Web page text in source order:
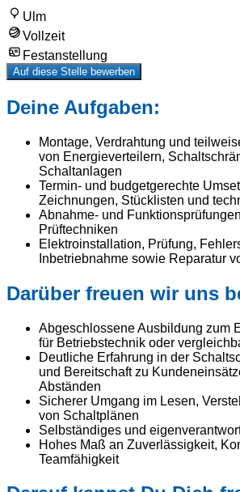
Ulm
Vollzeit
Festanstellung
Auf diese Stelle bewerben
Deine Aufgaben:
Montage, Verdrahtung und
von Energieverteilern,
Schaltanlagen
Termin- und budgetgerechte
Zeichnungen, Stücklisten und
Abnahme- und
Prüftechniken
Elektroinstallation, Prüfung,
Inbetriebnahme sowie Reparatur
Darüber freuen wir uns
Abgeschlossene Ausbildung zum
für Betriebstechnik oder
Deutliche Erfahrung in der
und Bereitschaft zu
Abständen
Sicherer Umgang im Lesen,
von Schaltplänen
Selbständiges und
Hohes Maß an Zuverlässigkeit,
Teamfähigkeit